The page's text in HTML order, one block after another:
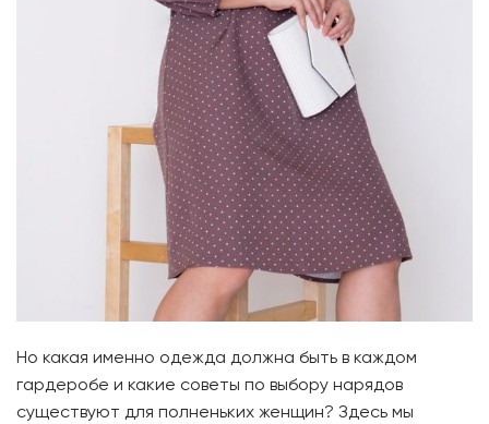
Но какая именно одежда должна быть в каждом
гардеробе и какие советы по выбору нарядов
существуют для полненьких женщин? Здесь мы